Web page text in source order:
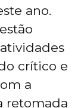
ano.
crítico e
a
retomada